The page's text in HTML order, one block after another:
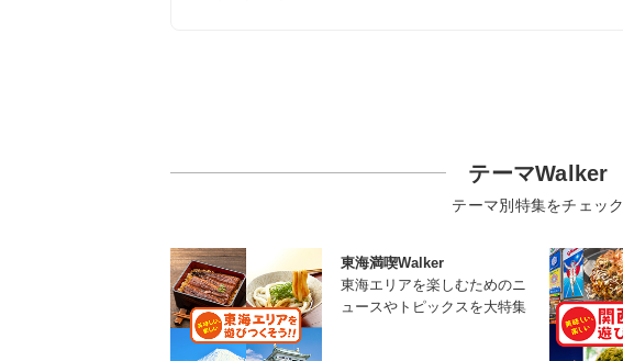
テーマWalker
テーマ別特集をチェック
東海満喫Walker
東海エリアを楽しむためのニ
ュースやトピックスを大特集